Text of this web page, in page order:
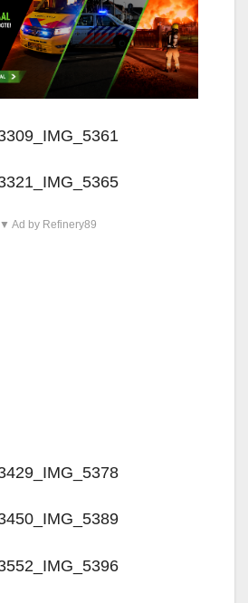
▼ Ad by Refinery89